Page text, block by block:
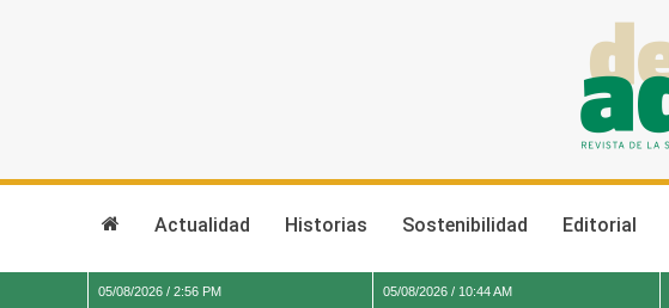
Actualidad Historias Sostenibilidad Editorial
05/08/2026 / 2:56 PM 05/08/2026 / 10:44 AM